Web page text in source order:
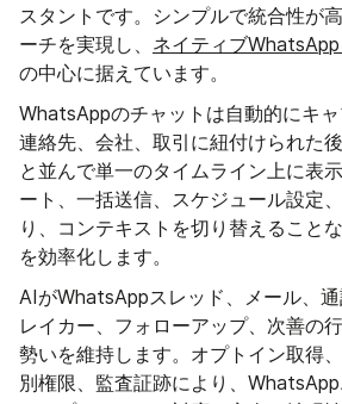
スタントです。シンプルで統合性が
ーチを実現し、 ネイティブ
の中心に据えています。
WhatsAppのチャットは自動的にキ
連絡先、会社、取引に紐付けられた
と並んで単一のタイムライン上に表
ート、一括送信、スケジュール設定
り、コンテキストを切り替えること
を効率化します。
AIがWhatsAppスレッド、メール、
レイカー、フォローアップ、次善の
勢いを維持します。オプトイン取得
別権限、監査証跡により、